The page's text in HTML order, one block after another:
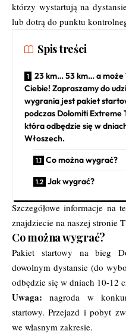
którzy wystartują na
lub dotrą do punktu
Spis treści
23 km… 53 km… a może
Ciebie! Zapraszamy do
wygrania jest pakiet
podczas Dolomiti Extreme
która odbędzie się w
Włoszech.
Co można wygrać?
Jak wygrać?
Szczegółowe informacje na
znajdziecie na naszej stronie
Co można wygrać?
Pakiet startowy na bieg
dowolnym dystansie (do
odbędzie się w dniach 10-12
Uwaga: nagroda w
startowy. Przejazd i pobyt
we własnym zakresie.